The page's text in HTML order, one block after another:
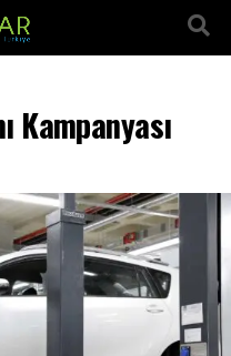
Kampanyası